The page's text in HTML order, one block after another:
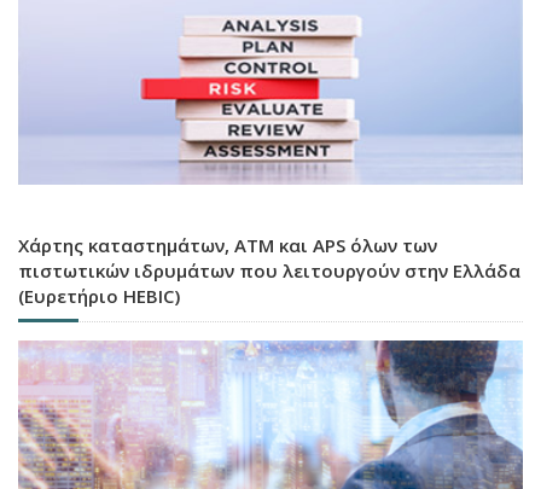
Χάρτης καταστημάτων, ATM και APS όλων των
πιστωτικών ιδρυμάτων που λειτουργούν στην Ελλάδα
(Ευρετήριο HEBIC)